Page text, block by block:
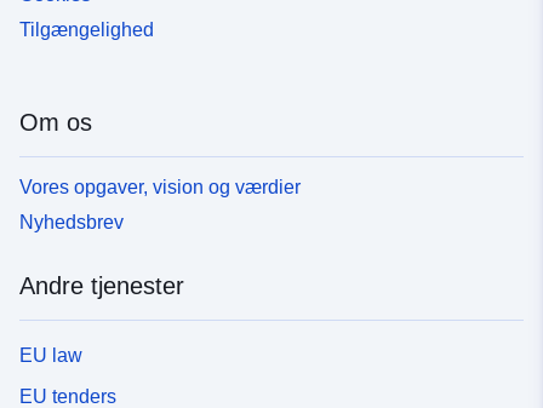
Tilgængelighed
Om os
Vores opgaver, vision og værdier
Nyhedsbrev
Andre tjenester
EU law
EU tenders